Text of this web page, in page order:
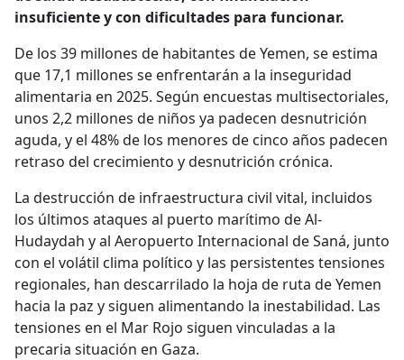
insuficiente y con dificultades para funcionar.
De los 39 millones de habitantes de Yemen, se estima
que 17,1 millones se enfrentarán a la inseguridad
alimentaria en 2025. Según encuestas multisectoriales,
unos 2,2 millones de niños ya padecen desnutrición
aguda, y el 48% de los menores de cinco años padecen
retraso del crecimiento y desnutrición crónica.
La destrucción de infraestructura civil vital, incluidos
los últimos ataques al puerto marítimo de Al-
Hudaydah y al Aeropuerto Internacional de Saná, junto
con el volátil clima político y las persistentes tensiones
regionales, han descarrilado la hoja de ruta de Yemen
hacia la paz y siguen alimentando la inestabilidad. Las
tensiones en el Mar Rojo siguen vinculadas a la
precaria situación en Gaza.